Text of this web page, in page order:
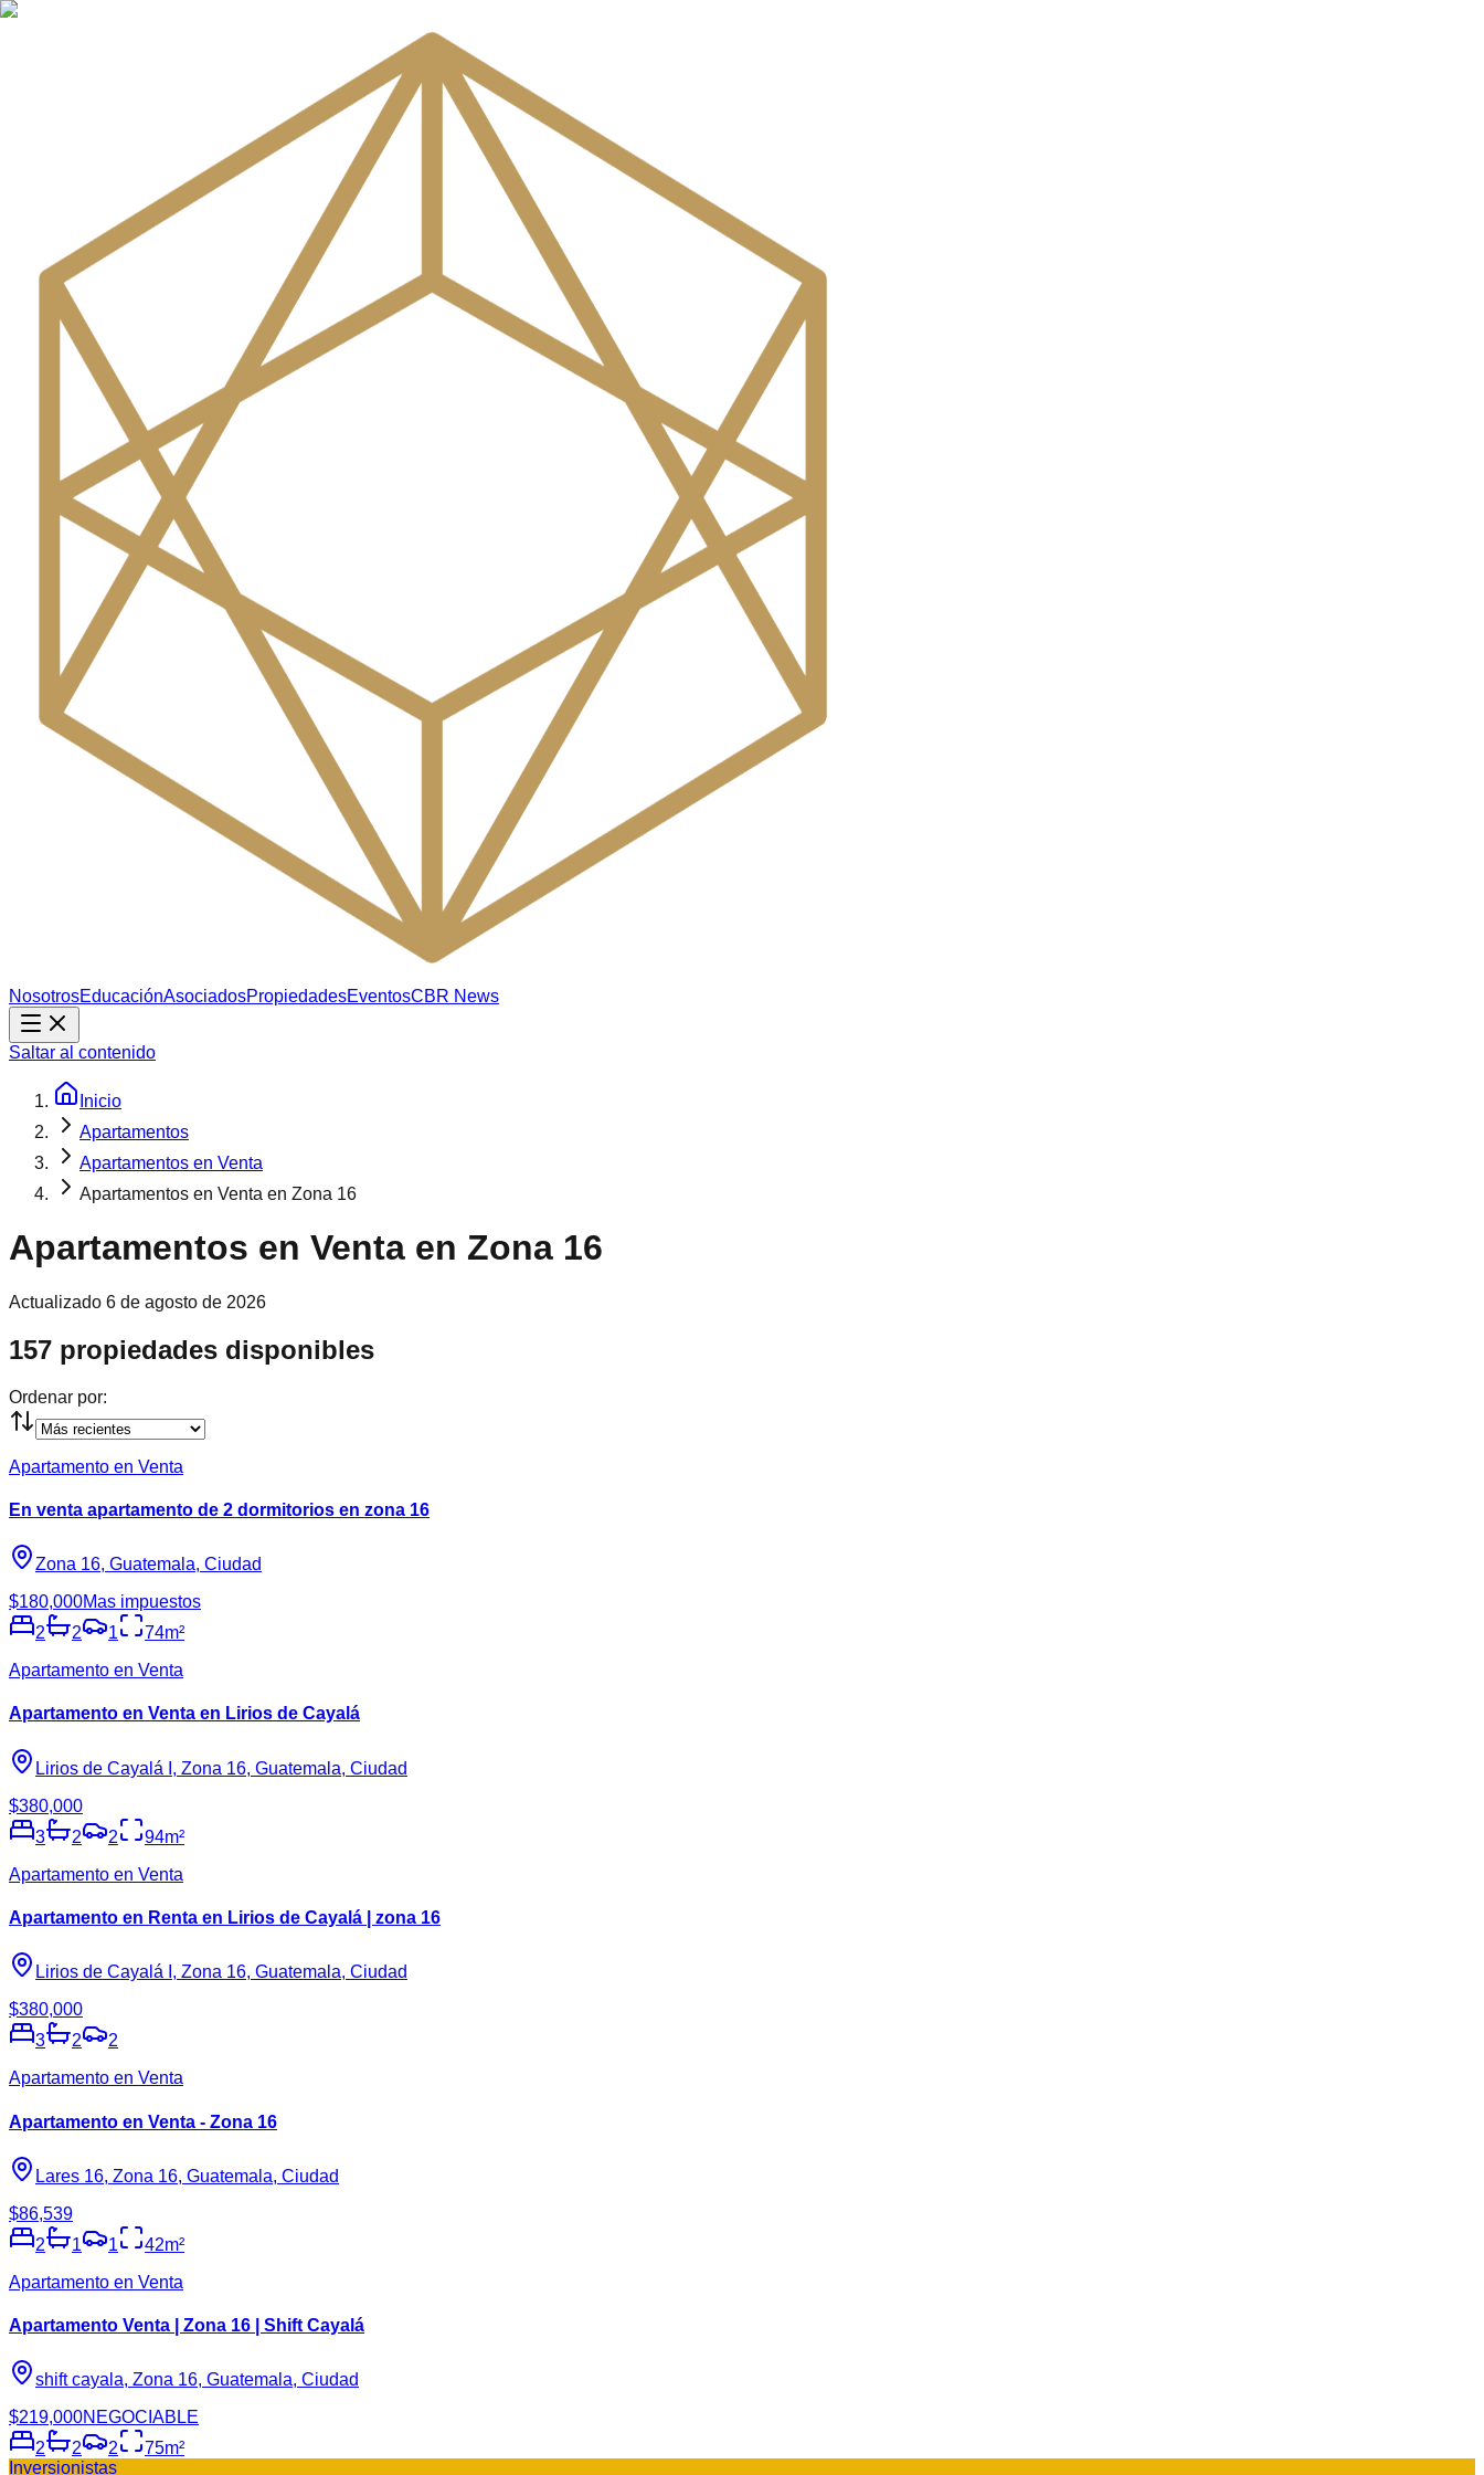
NosotrosEducaciónAsociadosPropiedadesEventosCBR News
Saltar al contenido
Inicio
Apartamentos
Apartamentos en Venta
Apartamentos en Venta en Zona 16
Apartamentos en Venta en Zona 16
Actualizado 6 de agosto de 2026
157 propiedades disponibles
Ordenar por:
Apartamento en Venta
En venta apartamento de 2 dormitorios en zona 16
Zona 16, Guatemala, Ciudad
$180,000Mas impuestos
2
2 1 74m²
Apartamento en Venta
Apartamento en Venta en Lirios de Cayalá
Lirios de Cayalá I, Zona 16, Guatemala, Ciudad
$380,000
3
2 2 94m²
Apartamento en Venta
Apartamento en Renta en Lirios de Cayalá | zona 16
Lirios de Cayalá I, Zona 16, Guatemala, Ciudad
$380,000
3
2
2
Apartamento en Venta
Apartamento en Venta - Zona 16
Lares 16, Zona 16, Guatemala, Ciudad
$86,539
2
1 1 42m²
Apartamento en Venta
Apartamento Venta | Zona 16 | Shift Cayalá
shift cayala, Zona 16, Guatemala, Ciudad
$219,000NEGOCIABLE
2
2 2 75m²
Inversionistas